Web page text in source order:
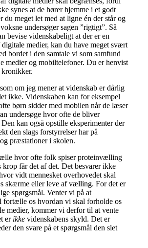
synes at de hører hjemme i et godt
du meget let med at ligne én der står og
undersøger sagen ”rigtigt”. Så
bevise videnskabeligt at der er en
medier, kan du have meget svært
bordet i den samtale vi som samfund
medier og mobiltelefoner. Du er henvist
om jeg mener at videnskab er dårlig
ikke. Videnskaben kan for eksempel
børn sidder med mobilen når de læser
undersøge hvor ofte de bliver
kan også opstille eksperimenter der
den slags forstyrrelser har på
præstationer i skolen.
hvor ofte folk spiser proteinvælling
får det af det. Det besvarer ikke
vidt mennesket overhovedet skal
skærme eller leve af vælling. For det er
spørgsmål. Venter vi på at
fortælle os hvordan vi skal forholde os
medier, kommer vi derfor til at vente
er ikke videnskabens skyld. Det er
den svare på et spørgsmål den slet